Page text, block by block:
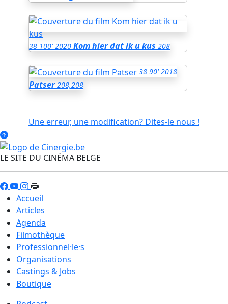
38 100' 2020 Kom hier dat ik u kus 208
38 90' 2018
Patser 208,208
Une erreur, une modification? Dites-le nous !
LE SITE DU CINÉMA BELGE
Accueil
Articles
Agenda
Filmothèque
Professionnel·le·s
Organisations
Castings & Jobs
Boutique